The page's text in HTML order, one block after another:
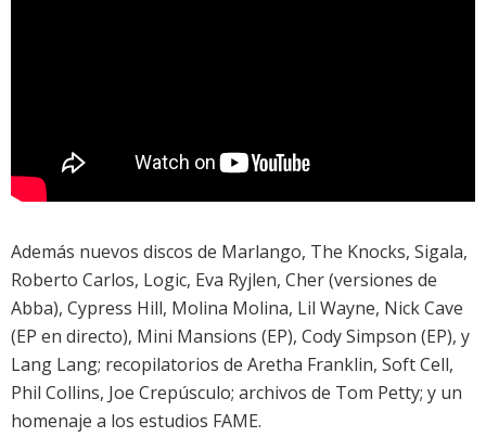
Además nuevos discos de Marlango, The Knocks, Sigala,
Roberto Carlos, Logic, Eva Ryjlen, Cher(versiones de
Abba), Cypress Hill, Molina Molina, Lil Wayne, Nick Cave
(EP en directo), Mini Mansions (EP), Cody Simpson (EP), y
Lang Lang; recopilatorios de Aretha Franklin, Soft Cell,
Phil Collins, Joe Crepúsculo; archivos de Tom Petty; y un
homenaje a los estudios FAME.